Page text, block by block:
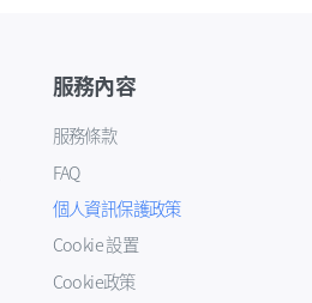
服務內容
服務條款
FAQ
個人資訊保護政策
Cookie 設置
Cookie政策